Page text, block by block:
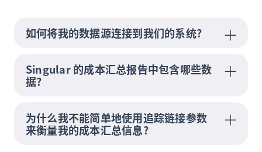
如何将我的数据源连接到我们的系统?
Singular 的成本汇总报告中包含哪些数
据?
为什么我不能简单地使用追踪链接参数
来衡量我的成本汇总信息?